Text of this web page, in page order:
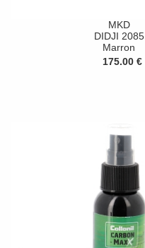
MKD
DIDJI 2085
Marron
175.00 €